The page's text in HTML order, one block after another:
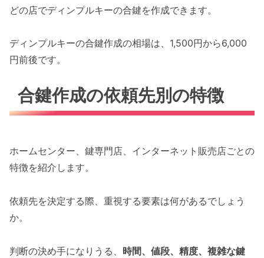
どの店でディンプルキーの合鍵を作成できます。
ディンプルキーの合鍵作成の相場は、1,500円から6,000
円前後です。
合鍵作成の依頼先別の特徴
ホームセンター、鍵専門店、インターネット販売店ごとの
特徴を紹介します。
依頼先を決定する際、重視する要素は何があるでしょう
か。
判断の決め手になりうる、 時間、値段、精度、複雑な鍵